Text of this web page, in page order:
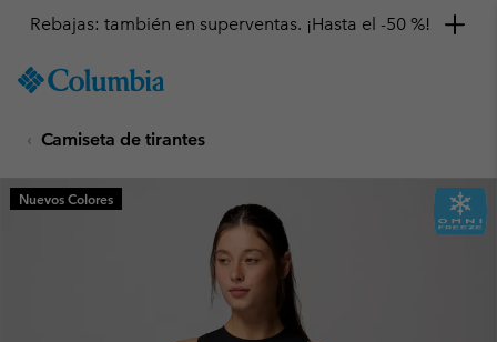
TO
SKIP
MAIN
NAV
Rebajas: también en superventas. ¡Hasta el -50 %!
Camiseta de tirantes
Nuevos Colores